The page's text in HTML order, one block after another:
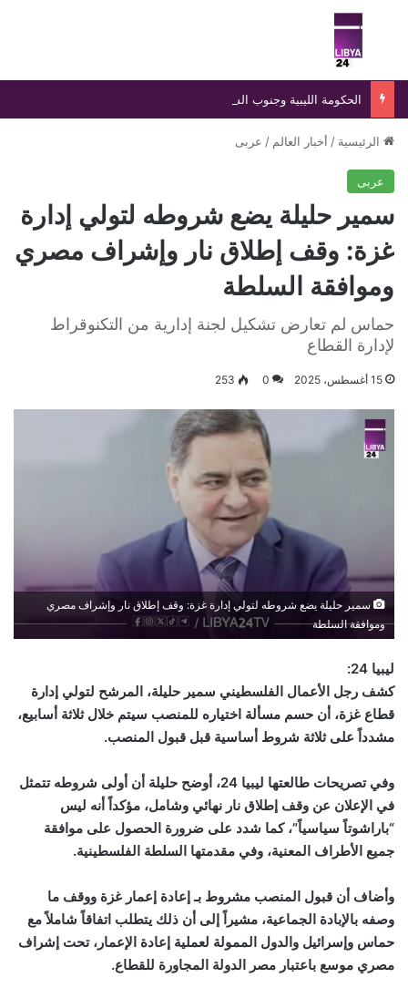
بحث عن
الرئيسية / أخبار العالم / عربى
عربى
سمير حليلة يضع شروطه لتولي إدارة
غزة: وقف إطلاق نار وإشراف مصري
وموافقة السلطة
حماس لم تعارض تشكيل لجنة إدارية من التكنوقراط
لإدارة القطاع
15 أغسطس، 2025 0
253
سمير حليلة يضع شروطه لتولي إدارة غزة: وقف إطلاق نار وإشراف مصري
وموافقة السلطة
ليبيا 24
:
كشف رجل الأعمال الفلسطيني سمير حليلة، المرشح لتولي إدارة
قطاع غزة، أن حسم مسألة اختياره للمنصب سيتم خلال ثلاثة أسابيع،
مشدداً على ثلاثة شروط أساسية قبل قبول المنصب.
وفي تصريحات طالعتها ليبيا 24، أوضح حليلة أن أولى شروطه تتمثل
في الإعلان عن وقف إطلاق نار نهائي وشامل، مؤكداً أنه ليس
“باراشوتاً سياسياً”، كما شدد على ضرورة الحصول على موافقة
جميع الأطراف المعنية، وفي مقدمتها السلطة الفلسطينية.
وأضاف أن قبول المنصب مشروط بـ إعادة إعمار غزة ووقف ما
وصفه بالإبادة الجماعية، مشيراً إلى أن ذلك يتطلب اتفاقاً شاملاً مع
حماس وإسرائيل والدول الممولة لعملية إعادة الإعمار، تحت إشراف
مصري موسع باعتبار مصر الدولة المجاورة للقطاع.